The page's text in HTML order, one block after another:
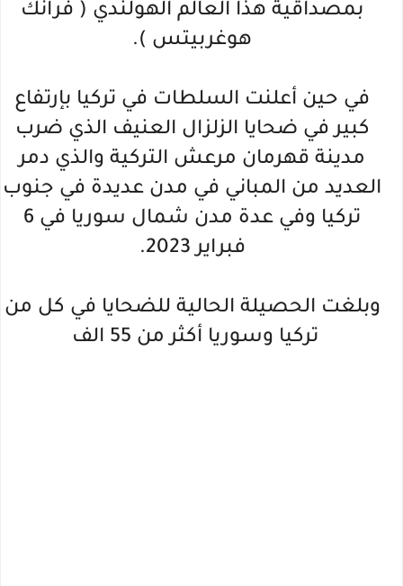
بمصداقية هذا العالم الهولندي ( فرانك
هوغربيتس ).
في حين أعلنت السلطات في تركيا بإرتفاع
كبير في ضحايا الزلزال العنيف الذي ضرب
مدينة قهرمان مرعش التركية والذي دمر
العديد من المباني في مدن عديدة في جنوب
تركيا وفي عدة مدن شمال سوريا في 6
فبراير 2023.
وبلغت الحصيلة الحالية للضحايا في كل من
تركيا وسوريا أكثر من 55 الف